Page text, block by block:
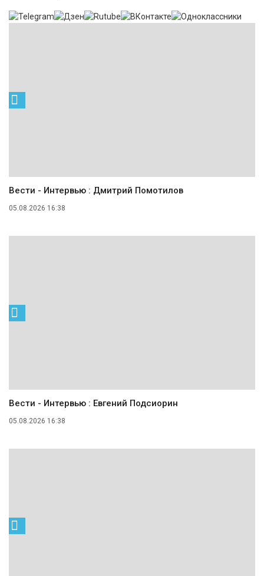
Вести - Интервью : Дмитрий Помотилов
05.08.2026 16:38
Вести - Интервью : Евгений Подсиорин
05.08.2026 16:38